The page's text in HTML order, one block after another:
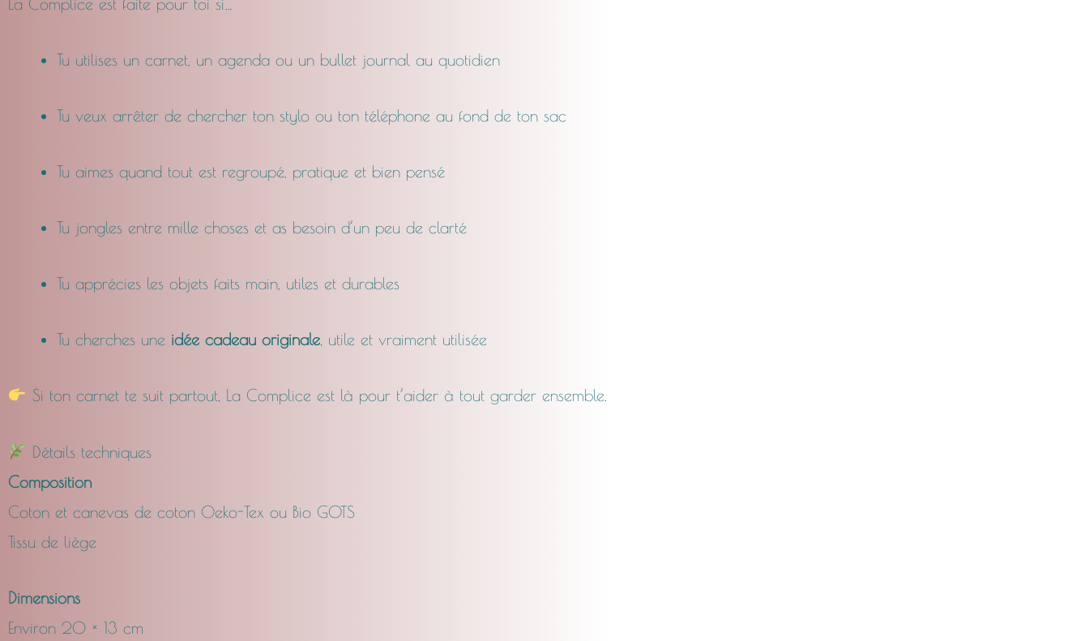
Tu utilises un carnet, un agenda ou un bullet journal au quotidien
Tu veux arrêter de chercher ton stylo ou ton téléphone au fond de ton sac
Tu aimes quand tout est regroupé, pratique et bien pensé
Tu jongles entre mille choses et as besoin d’un peu de clarté
Tu apprécies les objets faits main, utiles et durables
Tu cherches une idée cadeau originale , utile et vraiment utilisée
Si ton carnet te suit partout, La Complice est là pour t’aider à tout garder ensemble.
Détails techniques
Composition
Coton et canevas de coton Oeko-Tex ou Bio GOTS
Tissu de liège
Dimensions
Environ 20 × 13 cm